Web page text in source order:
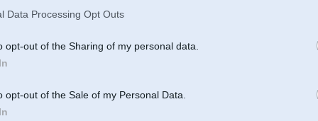
Data Processing Opt Outs
opt-out of the Sharing of my personal data.
opt-out of the Sale of my Personal Data.